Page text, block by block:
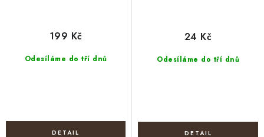
Odesíláme do tří dnů
199 Kč
Odesíláme do tří dnů
24 Kč